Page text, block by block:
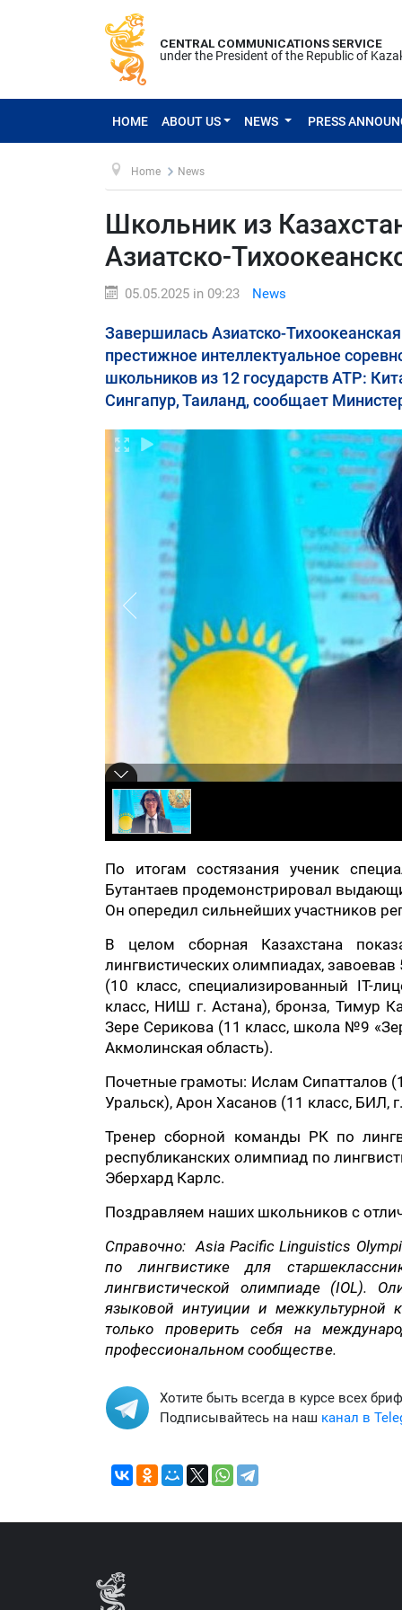
CENTRAL COMMUNICATIONS SERVICE
under the President of the Republic of
HOME ABOUT US NEWS PRESS
Home News
Школьник из
Азиатско-
05.05.2025 in 09:23 News
Завершилась Азиатско-
престижное интеллектуальное
школьников из 12 государств АТР:
Сингапур, Таиланд, сообщает
По итогам состязания ученик
Бутантаев продемонстрировал
Он опередил сильнейших участников
В целом сборная Казахстана
лингвистических олимпиадах,
(10 класс, специализированный IT-
класс, НИШ г. Астана), бронза, Тимур
Зере Серикова (11 класс, школа №9
Акмолинская область).
Почетные грамоты: Ислам Сипатталов
Уральск), Арон Хасанов (11 класс, БИЛ,
Тренер сборной команды РК по
республиканских олимпиад по
Эберхард Карлс.
Поздравляем наших школьников с
Справочно: Asia Pacific Linguistics
по лингвистике для
лингвистической олимпиаде (IOL).
языковой интуиции и межкультурной
только проверить себя на
профессиональном сообществе.
Хотите быть всегда в курсе всех
Подписывайтесь на наш канал в